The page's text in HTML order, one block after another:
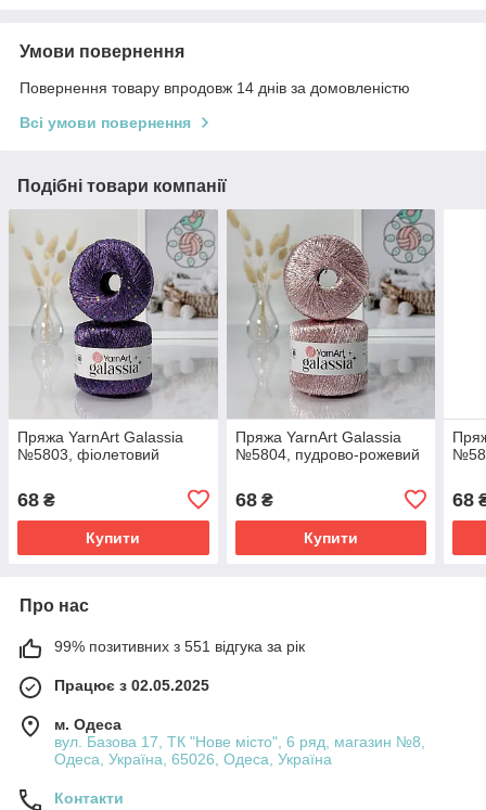
Умови повернення
Повернення товару впродовж 14 днів за домовленістю
Всі умови повернення
Подібні товари компанії
Пряжа YarnArt Galassia
№5803, фіолетовий
68 ₴
Купити
Пряжа YarnArt Galassia
№5804, пудрово-рожевий
68₴
Купити
68
Про нас
99% позитивних з 551 відгука за рік
Працює з 02.05.2025
м. Одеса
вул. Базова 17, ТК "Нове місто", 6 ряд, магазин №8,
Одеса, Україна, 65026, Одеса, Україна
Контакти